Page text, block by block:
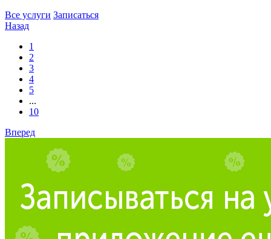
Все услуги Записаться
Назад
1
2
3
4
5
...
10
Вперед